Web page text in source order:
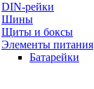
DIN-рейки
Шины
Щиты и боксы
Элементы питания
Батарейки